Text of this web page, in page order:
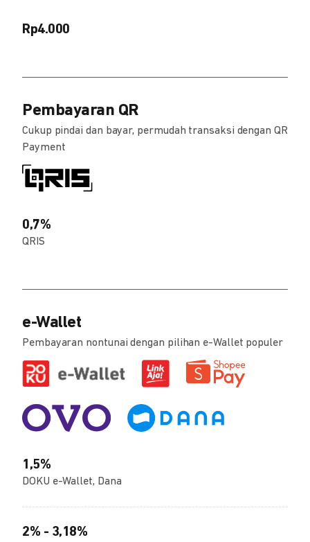
Rp4.000
Pembayaran QR
Cukup pindai dan bayar, permudah transaksi dengan QR
Payment
0,7%
QRIS
e-Wallet
Pembayaran nontunai dengan pilihan e-Wallet populer
1,5%
DOKU e-Wallet, Dana
2% - 3,18%